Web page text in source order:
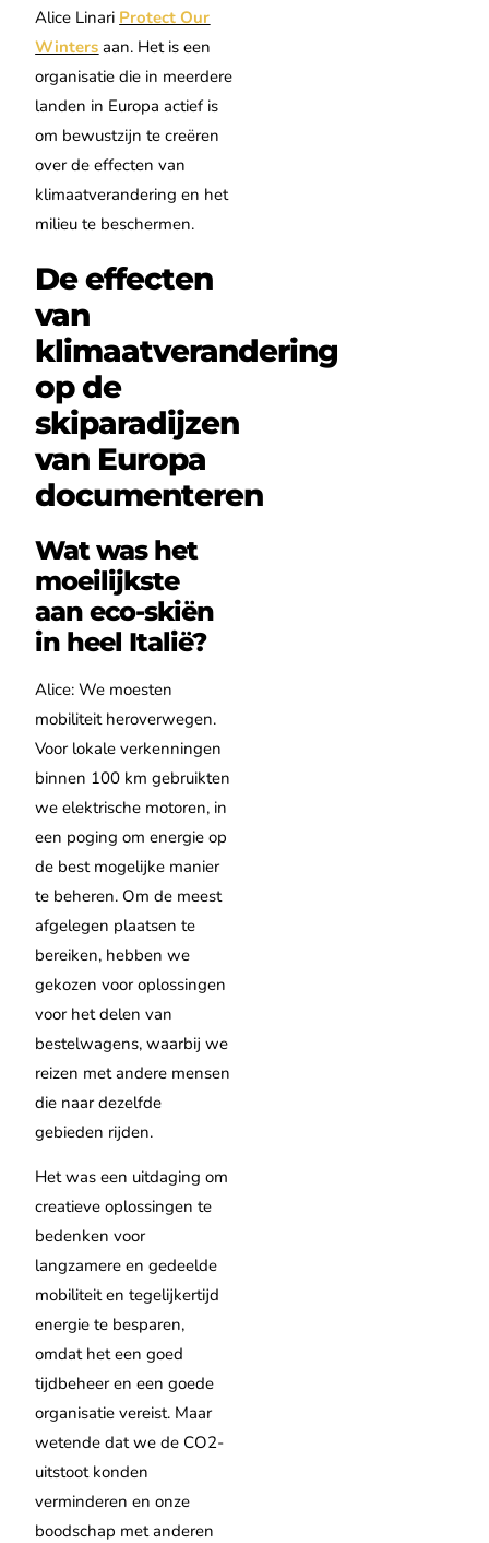
Alice Linari Protect Our
Winters aan. Het is een
organisatie die in meerdere
landen in Europa actief is
om bewustzijn te creëren
over de effecten van
klimaatverandering en het
milieu te beschermen.
De effecten
van
klimaatverandering
op de
skiparadijzen
van Europa
documenteren
Wat was het
moeilijkste
aan eco-skiën
in heel Italië?
Alice: We moesten
mobiliteit heroverwegen.
Voor lokale verkenningen
binnen 100 km gebruikten
we elektrische motoren, in
een poging om energie op
de best mogelijke manier
te beheren. Om de meest
afgelegen plaatsen te
bereiken, hebben we
gekozen voor oplossingen
voor het delen van
bestelwagens, waarbij we
reizen met andere mensen
die naar dezelfde
gebieden rijden.
Het was een uitdaging om
creatieve oplossingen te
bedenken voor
langzamere en gedeelde
mobiliteit en tegelijkertijd
energie te besparen,
omdat het een goed
tijdbeheer en een goede
organisatie vereist. Maar
wetende dat we de CO2-
uitstoot konden
verminderen en onze
boodschap met anderen